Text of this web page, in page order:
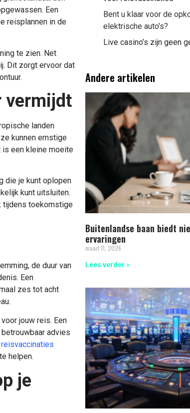
Een
reisplannen in de
te zien. Net
Dit zorgt ervoor dat
vermijdt
landen
kunnen ernstige
is een kleine moeite
die je kunt oplopen
kunt uitsluiten.
tijdens toekomstige
de duur van
Een
zes tot acht
jouw reis. Een
advies
reisvaccinaties
helpen.
je
Bent u klaar voor de
elektrische auto’s?
Live casino’s zijn geen
Andere artikelen
Buitenlandse baan biedt
ervaringen
maart 11, 2026
Lees verder »